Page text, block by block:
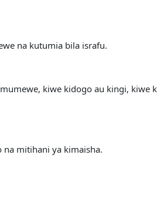
na kutumia bila israfu.
kiwe kidogo au kingi, kiwe
mitihani ya kimaisha.